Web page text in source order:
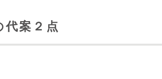
代案２点